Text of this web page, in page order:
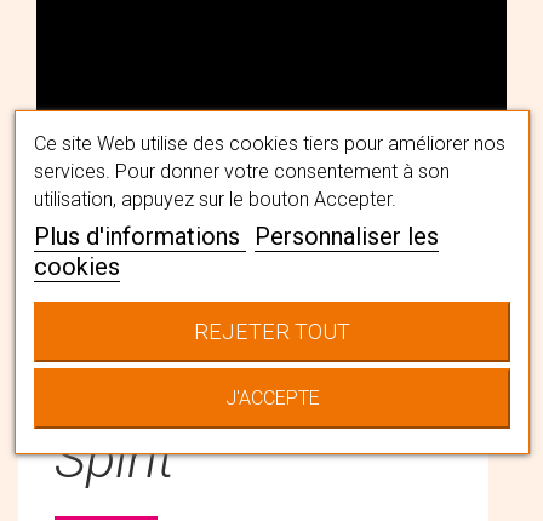
L'univers Boho
Spirit
Ce site Web utilise des cookies tiers pour améliorer nos
services. Pour donner votre consentement à son
utilisation, appuyez sur le bouton Accepter.
Plus d'informations
Personnaliser les
cookies
REJETER TOUT
J'ACCEPTE